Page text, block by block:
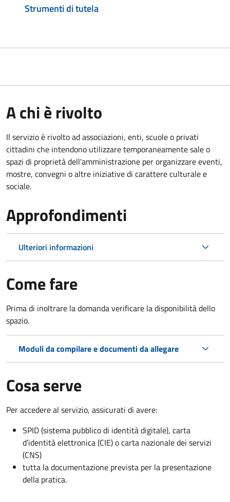
Strumenti di tutela
A chi è rivolto
Il servizio è rivolto ad associazioni, enti, scuole o privati
cittadini che intendono utilizzare temporaneamente sale o
spazi di proprietà dell'amministrazione per organizzare eventi,
mostre, convegni o altre iniziative di carattere culturale e
sociale.
Approfondimenti
Ulteriori informazioni
Come fare
Prima di inoltrare la domanda verificare la disponibilità dello
spazio.
Moduli da compilare e documenti da allegare
Cosa serve
Per accedere al servizio, assicurati di avere:
SPID (sistema pubblico di identità digitale), carta
d’identità elettronica (CIE) o carta nazionale dei servizi
(CNS)
tutta la documentazione prevista per la presentazione
della pratica.